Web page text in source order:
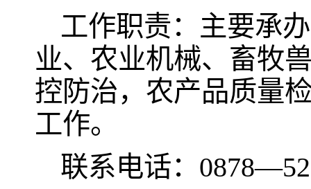
工作职责：主要承
业、农业机械、畜牧
控防治，农产品质量
工作。
联系电话：